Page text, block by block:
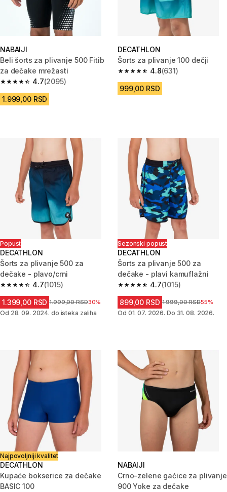
NABAIJI
Beli šorts za plivanje 500 Fitib
za dečake mrežasti
4.7
4.7 od 5 zvezdica from 2095 Recenzije
(2095)
1.999,00 RSD
DECATHLON
Šorts za plivanje 100 dečji
4.8
4.8 od 5 zvezdica from 631
(631)
999,00 RSD
Popust
DECATHLON
Šorts za plivanje 500 za
dečake - plavo/crni
4.7
4.7 od 5 zvezdica from 1015 Recenzije
(1015)
1.399,00 RSD Cena pre sniženja
1.999,00 RSD30%
Od 28. 09. 2024. do isteka zaliha
Sezonski popust
DECATHLON
Šorts za plivanje 500 za
dečake - plavi kamuflažni
4.7
4.7 od 5 zvezdica from 1015
(1015)
899,00 RSD Cena pre sniženja
1.999,00 RSD55%
Od 01. 07. 2026. Do 31. 08. 2026.
Najpovoljniji kvalitet
DECATHLON
Kupaće bokserice za dečake
BASIC 100
NABAIJI
Crno-zelene gaćice za plivanje
900 Yoke za dečake